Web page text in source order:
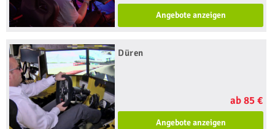
Angebote anzeigen
Düren
ab 85 €
Angebote anzeigen